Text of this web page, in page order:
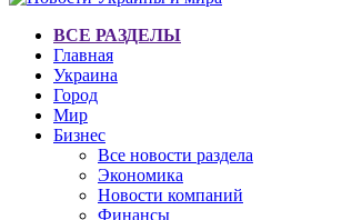
ВСЕ РАЗДЕЛЫ
Главная
Украина
Город
Мир
Бизнес
Все новости раздела
Экономика
Новости компаний
Финансы